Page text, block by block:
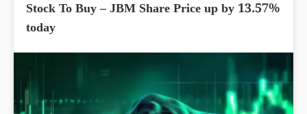
Stock To Buy – JBM Share Price up by 13.57%
today